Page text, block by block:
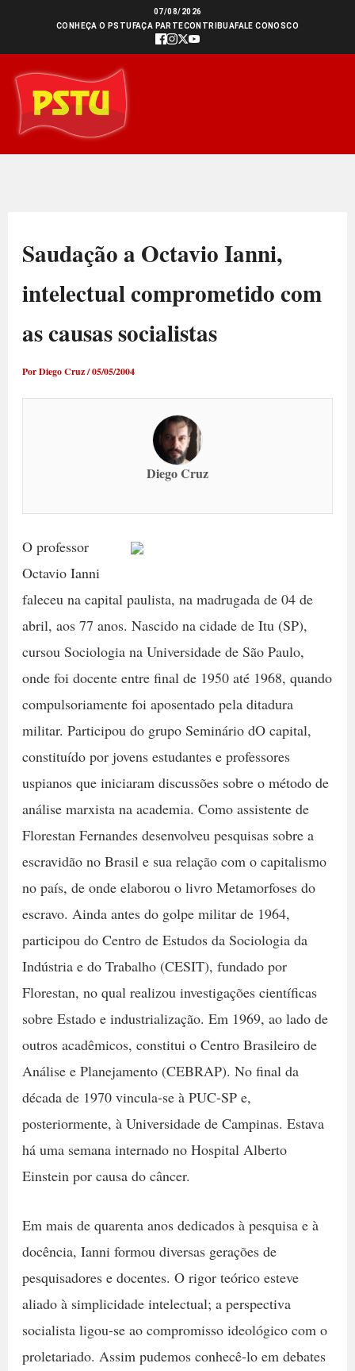
conteúdo
07/08/2026
CONHEÇA O PSTU FAÇA PARTECONTRIBUAFALE CONOSCO
Saudação a Octavio Ianni,
intelectual comprometido com
as causas socialistas
PorDiego Cruz/05/05/2004
Diego Cruz
O professor
Octavio Ianni
faleceu na capital paulista, na madrugada de 04 de
abril, aos 77 anos. Nascido na cidade de Itu (SP),
cursou Sociologia na Universidade de São Paulo,
onde foi docente entre final de 1950 até 1968, quando
compulsoriamente foi aposentado pela ditadura
militar. Participou do grupo Seminário dO capital,
constituído por jovens estudantes e professores
uspianos que iniciaram discussões sobre o método de
análise marxista na academia. Como assistente de
Florestan Fernandes desenvolveu pesquisas sobre a
escravidão no Brasil e sua relação com o capitalismo
no país, de onde elaborou o livro Metamorfoses do
escravo. Ainda antes do golpe militar de 1964,
participou do Centro de Estudos da Sociologia da
Indústria e do Trabalho (CESIT), fundado por
Florestan, no qual realizou investigações científicas
sobre Estado e industrialização. Em 1969, ao lado de
outros acadêmicos, constitui o Centro Brasileiro de
Análise e Planejamento (CEBRAP). No final da
década de 1970 vincula-se à PUC-SP e,
posteriormente, à Universidade de Campinas. Estava
há uma semana internado no Hospital Alberto
Einstein por causa do câncer.
Em mais de quarenta anos dedicados à pesquisa e à
docência, Ianni formou diversas gerações de
pesquisadores e docentes. O rigor teórico esteve
aliado à simplicidade intelectual; a perspectiva
socialista ligou-se ao compromisso ideológico com o
proletariado. Assim pudemos conhecê-lo em debates